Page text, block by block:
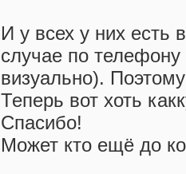
И у всех у них
случае по
визуально).
Теперь вот хоть
Спасибо!
Может кто ещё до